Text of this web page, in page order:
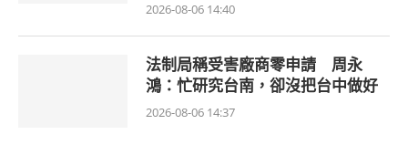
2026-08-06 14:40
法制局稱受害廠商零申請 周永
鴻：忙研究台南，卻沒把台中做好
2026-08-06 14:37